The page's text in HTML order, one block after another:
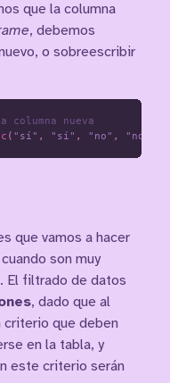
que la columna
, debemos
o sobreescribir
nueva
c ( "sí" , "sí" , "no" , "no"
que vamos a hacer
son muy
El filtrado de datos
, dado que al
que deben
en la tabla, y
este criterio serán